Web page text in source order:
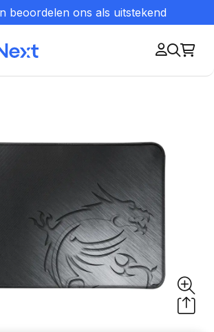
beoordelen ons als uitstekend